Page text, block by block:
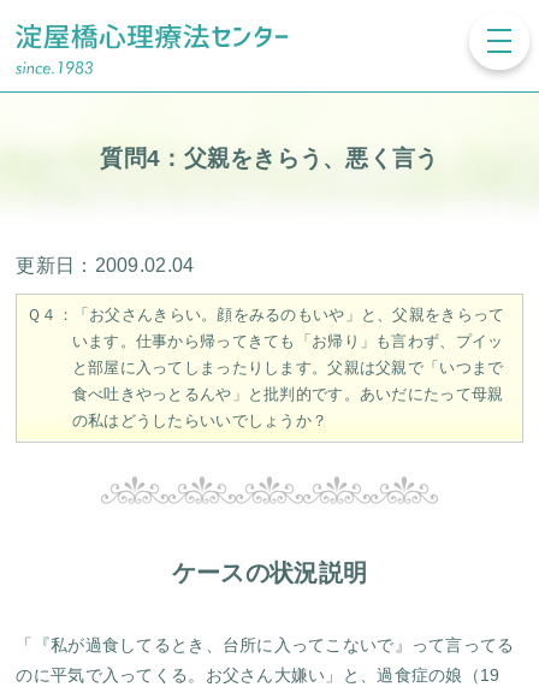
質問4：父親をきらう、悪く言う
更新日：2009.02.04
Ｑ４：「お父さんきらい。顔をみるのもいや」と、父親をきらって
います。仕事から帰ってきても「お帰り」も言わず、プイッ
と部屋に入ってしまったりします。父親は父親で「いつまで
食べ吐きやっとるんや」と批判的です。あいだにたって母親
の私はどうしたらいいでしょうか？
ケースの状況説明
「『私が過食してるとき、台所に入ってこないで』って言ってる
のに平気で入ってくる。お父さん大嫌い」と、過食症の娘（19